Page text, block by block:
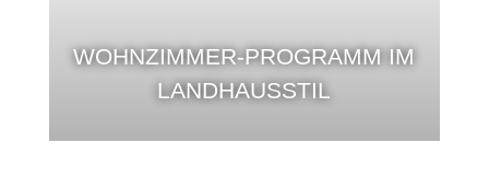
WOHNZIMMER-PROGRAMM IM
LANDHAUSSTIL